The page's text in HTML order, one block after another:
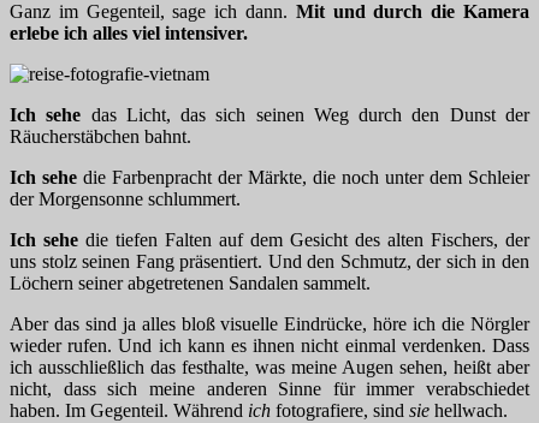
Ganz im Gegenteil, sage ich dann. Mit und durch die Kamera
erlebe ich alles viel intensiver.
Ich sehe das Licht, das sich seinen Weg durch den Dunst der
Räucherstäbchen bahnt.
Ich sehe die Farbenpracht der Märkte, die noch unter dem Schleier
der Morgensonne schlummert.
Ich sehe die tiefen Falten auf dem Gesicht des alten Fischers, der
uns stolz seinen Fang präsentiert. Und den Schmutz, der sich in den
Löchern seiner abgetretenen Sandalen sammelt.
Aber das sind ja alles bloß visuelle Eindrücke, höre ich die Nörgler
wieder rufen. Und ich kann es ihnen nicht einmal verdenken. Dass
ich ausschließlich das festhalte, was meine Augen sehen, heißt aber
nicht, dass sich meine anderen Sinne für immer verabschiedet
haben. Im Gegenteil. Während ich fotografiere, sind sie hellwach.